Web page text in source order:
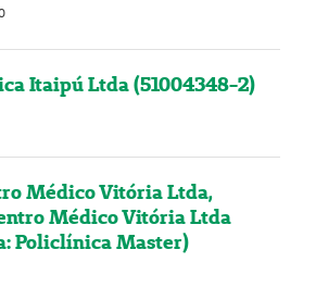
Itaipú Ltda (51004348-2)
Médico Vitória Ltda,
Médico Vitória Ltda
Policlínica Master)